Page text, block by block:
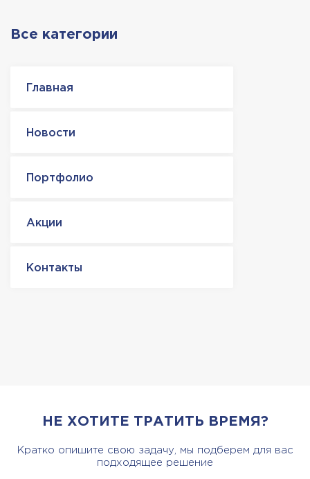
Все категории
Главная
Новости
Портфолио
Акции
Контакты
НЕ ХОТИТЕ ТРАТИТЬ ВРЕМЯ?
Кратко опишите свою задачу, мы подберем для вас
подходящее решение